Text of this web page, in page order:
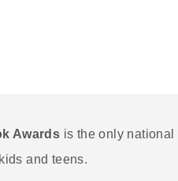
Awards is the only
and teens.